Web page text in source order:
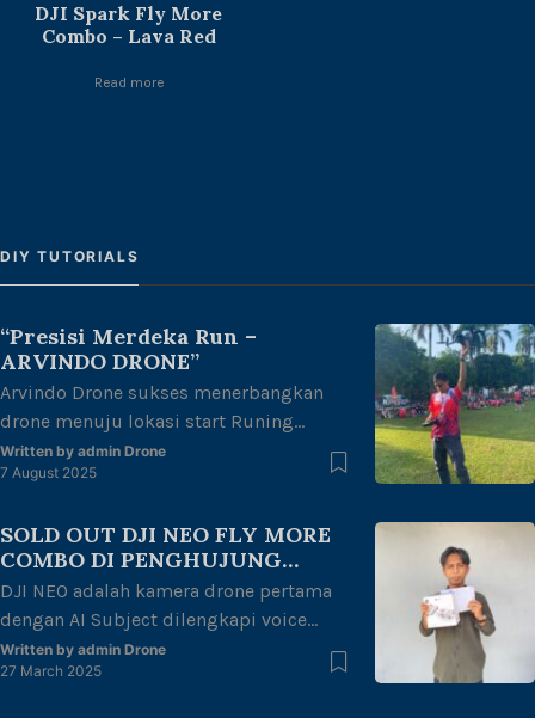
DJI Spark Fly More
Combo – Lava Red
Read more
DIY TUTORIALS
“Presisi Merdeka Run –
ARVINDO DRONE”
Arvindo Drone sukses menerbangkan
drone menuju lokasi start Runing
untuk melakukan mapping area di
halaman kantor gubernur Jambi dengan
tuah negeri” dalam rangka
kemerdekaan Republik Indonesia ke 80
thn. Dengan di ikuti oleh berbagai
kalangan mulai dari anak-anak, remaja,
dewasa hingga lansia juga
memeriahkan acara ini.
Written by admin Drone
7 August 2025
SOLD OUT DJI NEO FLY MORE
COMBO DI PENGHUJUNG
RAMADHAN
DJI NEO adalah kamera drone pertama
dengan AI Subject dilengkapi voice
control dan mobile control. Dji NEO FLY
MORE COMBO TERJUAL HABIS Di akhir
Written by admin Drone
27 March 2025